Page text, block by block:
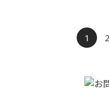
1 2